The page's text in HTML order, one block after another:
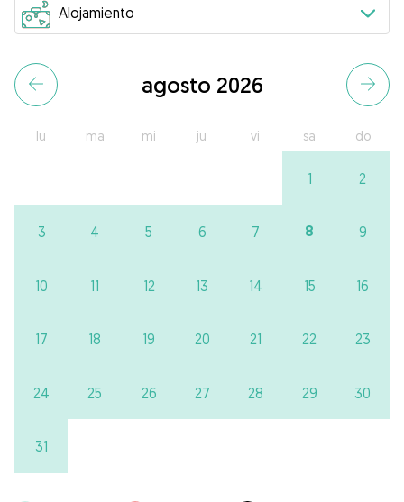
agosto 2026
lu ma mi ju vi sa do
1 2
3 4 5 6 7 8 9
10 11 12 13 14 15 16
17 18 19 20 21 22 23
24 25 26 27 28 29 30
31